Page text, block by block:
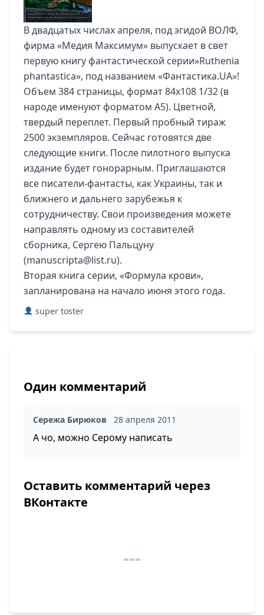
В двадцатых числах апреля, под эгидой ВОЛФ,
фирма «Медия Максимум» выпускает в свет
первую книгу фантастической серии»Ruthenia
phantastica», под названием «Фантастика.UA»!
Объем 384 страницы, формат 84х108 1/32 (в
народе именуют форматом А5). Цветной,
твердый переплет. Первый пробный тираж
2500 экземпляров. Сейчас готовятся две
следующие книги. После пилотного выпуска
издание будет гонорарным. Приглашаются
все писатели-фантасты, как Украины, так и
ближнего и дальнего зарубежья к
сотрудничеству. Свои произведения можете
направлять одному из составителей
сборника, Сергею Пальцуну
(manuscripta@list.ru).
Вторая книга серии, «Формула крови»,
запланирована на начало июня этого года.
super toster
Один комментарий
Сережа Бирюков 28 апреля 2011
А чо, можно Серому написать
Оставить комментарий через
ВКонтакте